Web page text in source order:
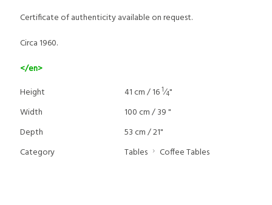
Certificate of authenticity available on request.
Circa 1960.
</en>
Height
41 cm / 161⁄4"
Width
100 cm / 39 "
Depth
53 cm / 21"
Category
Tables Coffee Tables